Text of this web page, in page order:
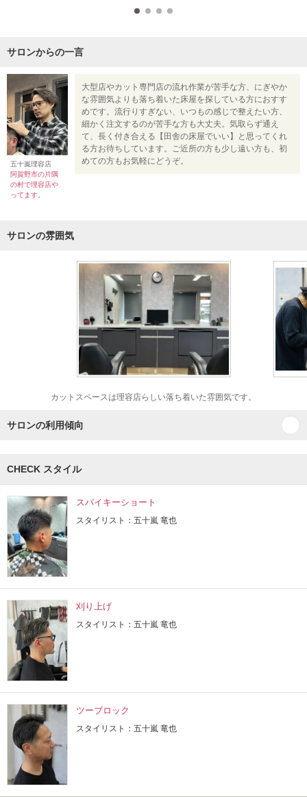
サロンからの一言
五十嵐理容店
阿賀野市の片隅
の村で理容店や
ってます。
大型店やカット専門店の流れ作業が苦手な方、にぎやか
な雰囲気よりも落ち着いた床屋を探している方におすす
めです。流行りすぎない、いつもの感じで整えたい方、
細かく注文するのが苦手な方も大丈夫。気取らず通え
て、長く付き合える【田舎の床屋でいい】と思ってくれ
る方お待ちしています。ご近所の方も少し遠い方も、初
めての方もお気軽にどうぞ。
サロンの雰囲気
カットスペースは理容店らしい落ち着いた雰囲気です。
サロンの利用傾向
CHECK スタイル
スパイキーショート
スタイリスト：五十嵐 竜也
刈り上げ
スタイリスト：五十嵐 竜也
ツーブロック
スタイリスト：五十嵐 竜也